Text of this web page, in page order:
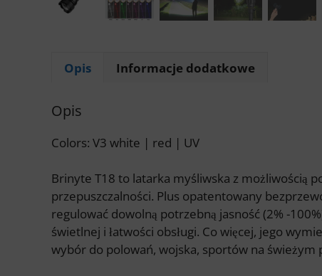
Opis Informacje dodatkowe
Opis
Colors: V3 white | red | UV
Brinyte T18 to latarka myśliwska z możliwością
przepuszczalności. Plus opatentowany
regulować dowolną potrzebną jasność (2% -
świetlnej i łatwości obsługi. Co więcej, jego
wybór do polowań, wojska, sportów na